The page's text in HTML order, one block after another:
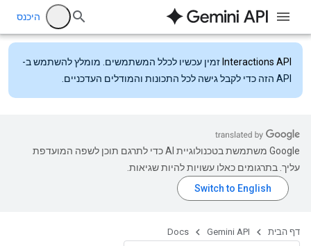
היכנס
Interactions API זמין עכשיו לכלל המשתמשים. מומלץ להשתמש ב-
API הזה כדי לקבל גישה לכל התכונות והמודלים העדכניים.
‫Google משתמשת בטכנולוגיית AI כדי לתרגם תוכן לשפה המועדפת
עליך. בתרגומים כאלו עשויות להיות שגיאות.
דף הבית Gemini API
Docs